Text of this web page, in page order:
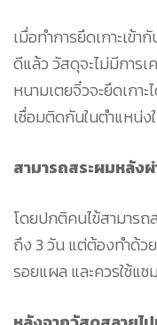
เมื่อทำการยึดเกาะเข้
ดีแล้ว วัสดุจะไม่มีการ
หนามเตยจิ๋วจะยึดเกา
เชื่อมติดกันในตำแหน่ง
สามารถสระผมหลังผ่
โดยปกติคนไข้สามาร
ถึง 3 วัน แต่ต้องทำด้ว
รอยแผล และควรใช้แ